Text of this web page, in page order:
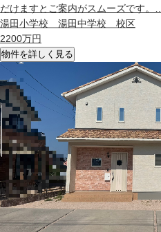
だけますとご案内がスムーズです。
湯田小学校 湯田中学校 校区
2200万円
物件を詳しく見る